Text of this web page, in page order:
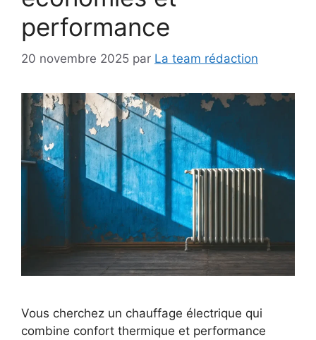
performance
20 novembre 2025 par La team rédaction
Vous cherchez un chauffage électrique qui
combine confort thermique et performance